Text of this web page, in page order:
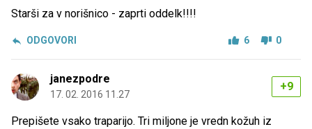
Starši za v norišnico - zaprti oddelk!!!!
ODGOVORI 6 0
janezpodre
17. 02. 2016 11.27
+9
Prepišete vsako traparijo. Tri miljone je vredn kožuh iz